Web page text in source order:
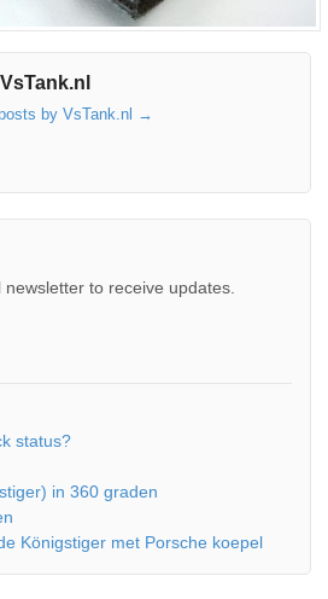
by VsTank.nl →
to receive updates.
status?
in 360 graden
Königstiger met Porsche koepel